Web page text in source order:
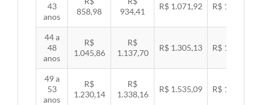
43
anos
858,98
934,41
R$ 1.071,92 R$ 1.104,60
44 a
48
anos
R$
1.045,86
R$
1.137,70
R$ 1.305,13 R$ 1.344,92
49 a
53
anos
R$
1.230,14
R$
1.338,16
R$ 1.535,09 R$ 1.581,89